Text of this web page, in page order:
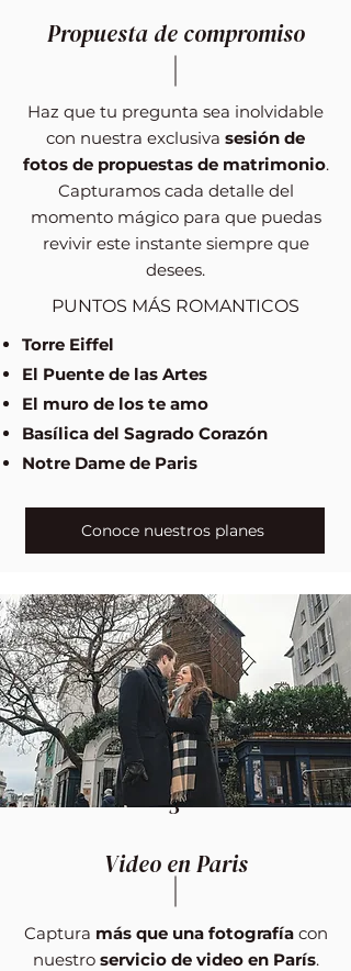
Propuesta de compromiso
Haz que tu pregunta sea inolvidable
con nuestra exclusiva sesión de
fotos de propuestas de matrimonio.
Capturamos cada detalle del
momento mágico para que puedas
revivir este instante siempre que
desees.
PUNTOS MÁS ROMANTICOS
Torre Eiffel
El Puente de las Artes
El muro de los te amo
Basílica del Sagrado Corazón
Notre Dame de Paris
Conoce nuestros planes
3
Video en Paris
Captura más que una fotografíacon
nuestro servicio de video en París.